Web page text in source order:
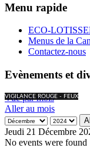
Menu rapide
ECO-
Menus de la
Contactez-nous
Evènements et
VIGILANCE ROUGE - FEUX
Vue par mois
Aller au mois
Jeudi 21 Décembre
No events were found